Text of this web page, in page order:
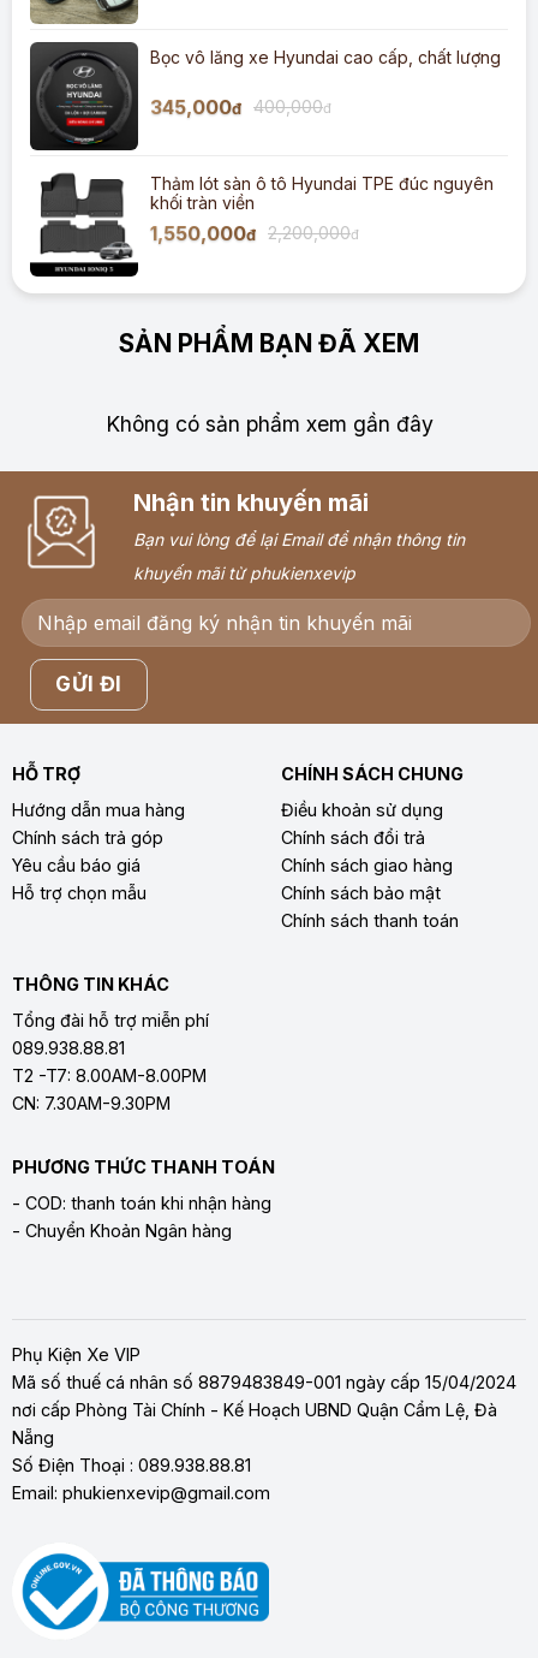
Bọc vô lăng xe Hyundai cao cấp, chất lượng
345,000đ 400,000đ
Thảm lót sàn ô tô Hyundai TPE đúc nguyên
khối tràn viền
1,550,000đ 2,200,000đ
SẢN PHẨM BẠN ĐÃ XEM
Không có sản phẩm xem gần đây
Nhận tin khuyến mãi
Bạn vui lòng để lại Email để nhận thông tin
khuyến mãi từ phukienxevip
HỖ TRỢ
Hướng dẫn mua hàng
Chính sách trả góp
Yêu cầu báo giá
Hỗ trợ chọn mẫu
CHÍNH SÁCH CHUNG
Điều khoản sử dụng
Chính sách đổi trả
Chính sách giao hàng
Chính sách bảo mật
Chính sách thanh toán
THÔNG TIN KHÁC
Tổng đài hỗ trợ miễn phí
089.938.88.81
T2 -T7: 8.00AM-8.00PM
CN: 7.30AM-9.30PM
PHƯƠNG THỨC THANH TOÁN
- COD: thanh toán khi nhận hàng
- Chuyển Khoản Ngân hàng
Phụ Kiện Xe VIP
Mã số thuế cá nhân số 8879483849-001 ngày cấp 15/04/2024
nơi cấp Phòng Tài Chính - Kế Hoạch UBND Quận Cẩm Lệ, Đà
Nẵng
Số Điện Thoại : 089.938.88.81
Email: phukienxevip@gmail.com